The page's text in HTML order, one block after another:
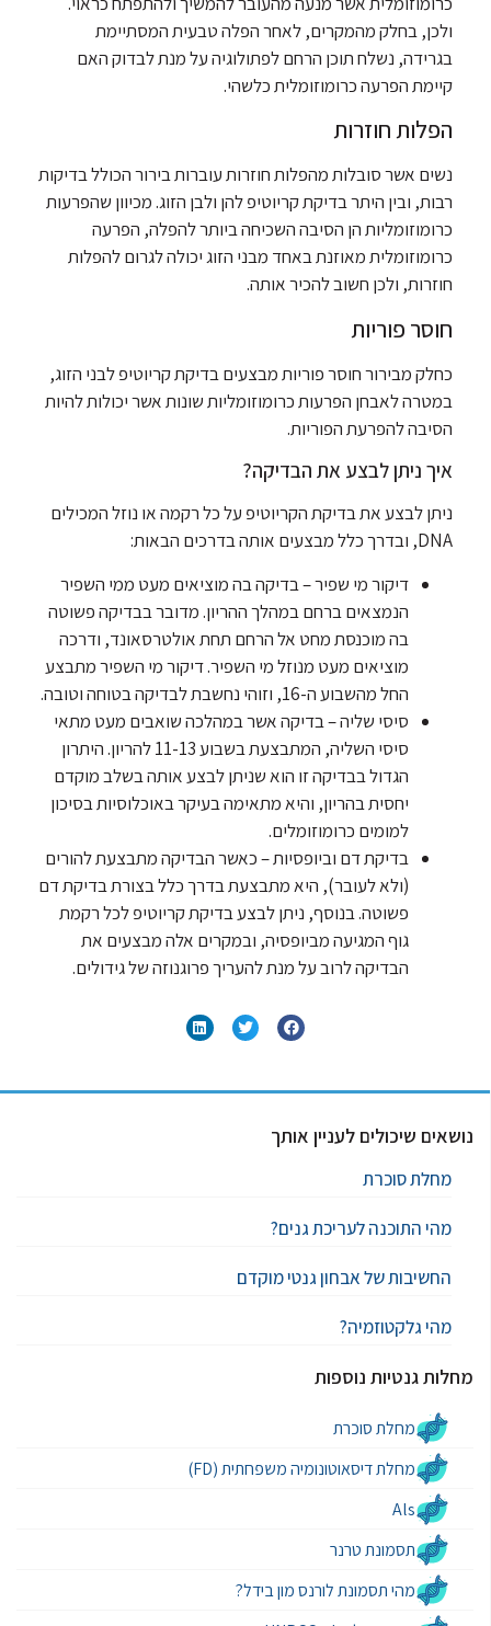
ולכן, בחלק מהמקרים, לאחר הפלה טבעית המסתיימת
בגרידה, נשלח תוכן הרחם לפתולוגיה על מנת לבדוק האם
קיימת הפרעה כרומוזומלית כלשהי.
הפלות חוזרות
נשים אשר סובלות מהפלות חוזרות עוברות בירור הכולל בדיקות
רבות, ובין היתר בדיקת קריוטיפ להן ולבן הזוג. מכיוון שהפרעות
כרומוזומליות הן הסיבה השכיחה ביותר להפלה, הפרעה
כרומוזומלית מאוזנת באחד מבני הזוג יכולה לגרום להפלות
חוזרות, ולכן חשוב להכיר אותה.
חוסר פוריות
כחלק מבירור חוסר פוריות מבצעים בדיקת קריוטיפ לבני הזוג,
במטרה לאבחן הפרעות כרומוזומליות שונות אשר יכולות להיות
הסיבה להפרעת הפוריות.
איך ניתן לבצע את הבדיקה?
ניתן לבצע את בדיקת הקריוטיפ על כל רקמה או נוזל המכילים
DNA, ובדרך כלל מבצעים אותה בדרכים הבאות:
דיקור מי שפיר – בדיקה בה מוציאים מעט ממי השפיר
הנמצאים ברחם במהלך ההריון. מדובר בבדיקה פשוטה
בה מוכנסת מחט אל הרחם תחת אולטרסאונד, ודרכה
מוציאים מעט מנוזל מי השפיר. דיקור מי השפיר מתבצע
החל מהשבוע ה-16, וזוהי נחשבת לבדיקה בטוחה וטובה.
סיסי שליה – בדיקה אשר במהלכה שואבים מעט מתאי
סיסי השליה, המתבצעת בשבוע 11-13 להריון. היתרון
הגדול בבדיקה זו הוא שניתן לבצע אותה בשלב מוקדם
יחסית בהריון, והיא מתאימה בעיקר באוכלוסיות בסיכון
למומים כרומוזומלים.
בדיקת דם וביופסיות – כאשר הבדיקה מתבצעת להורים
(ולא לעובר), היא מתבצעת בדרך כלל בצורת בדיקת דם
פשוטה. בנוסף, ניתן לבצע בדיקת קריוטיפ לכל רקמת
גוף המגיעה מביופסיה, ובמקרים אלה מבצעים את
הבדיקה לרוב על מנת להעריך פרוגנוזה של גידולים.
נושאים שיכולים לעניין אותך
מחלת סוכרת
מהי התוכנה לעריכת גנים?
החשיבות של אבחון גנטי מוקדם
מהי גלקטוזמיה?
מחלות גנטיות נוספות
מחלת סוכרת
מחלת דיסאוטונומיה משפחתית (FD)
Als
תסמונת טרנר
מהי תסמונת לורנס מון בידל?